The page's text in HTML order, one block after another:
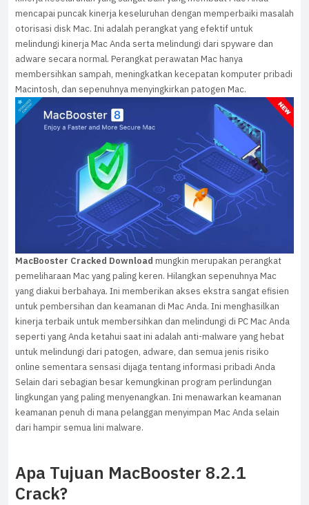
mencapai puncak kinerja keseluruhan dengan memperbaiki masalah
otorisasi disk Mac. Ini adalah perangkat yang efektif untuk
melindungi kinerja Mac Anda serta melindungi dari spyware dan
adware secara normal. Perangkat perawatan Mac hanya
membersihkan sampah, meningkatkan kecepatan komputer pribadi
Macintosh, dan sepenuhnya menyingkirkan patogen Mac.
MacBooster Cracked Download mungkin merupakan perangkat
pemeliharaan Mac yang paling keren. Hilangkan sepenuhnya Mac
yang diakui berbahaya. Ini memberikan akses ekstra sangat efisien
untuk pembersihan dan keamanan di Mac Anda. Ini menghasilkan
kinerja terbaik untuk membersihkan dan melindungi di PC Mac Anda
seperti yang Anda ketahui saat ini adalah anti-malware yang hebat
untuk melindungi dari patogen, adware, dan semua jenis risiko
online sementara sensasi dijaga tentang informasi pribadi Anda
Selain dari sebagian besar kemungkinan program perlindungan
lingkungan yang paling menyenangkan. Ini menawarkan keamanan
keamanan penuh di mana pelanggan menyimpan Mac Anda selain
dari hampir semua lini malware.
Apa Tujuan MacBooster 8.2.1
Crack?